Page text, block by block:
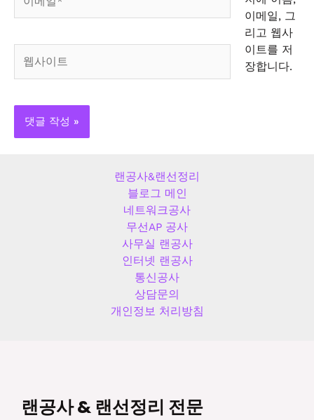
*
트
이메일, 그
리고 웹사
이트를 저
장합니다.
랜공사&랜선정리
블로그 메인
네트워크공사
무선AP 공사
사무실 랜공사
인터넷 랜공사
통신공사
상담문의
개인정보 처리방침
랜공사 & 랜선정리 전문